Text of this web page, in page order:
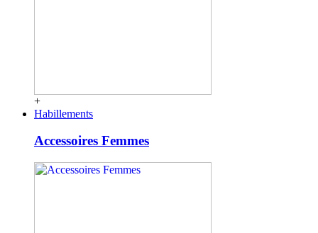
+
Habillements
Accessoires Femmes